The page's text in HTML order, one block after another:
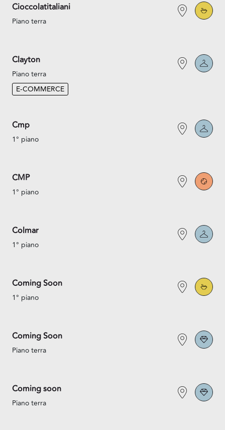
Cioccolatitaliani
Piano terra
Clayton
Piano terra
E-COMMERCE
Cmp
1° piano
CMP
1° piano
Colmar
1° piano
Coming Soon
1° piano
Coming Soon
Piano terra
Coming soon
Piano terra